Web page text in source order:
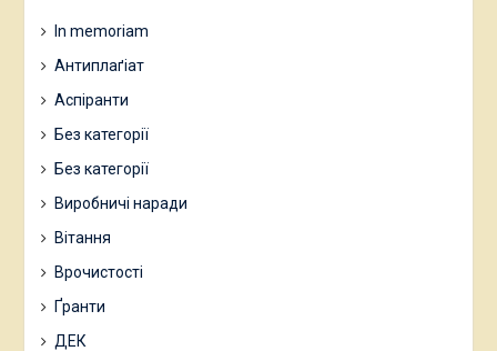
In memoriam
Антиплаґіат
Аспіранти
Без категорії
Без категорії
Виробничі наради
Вітання
Врочистості
Ґранти
ДЕК